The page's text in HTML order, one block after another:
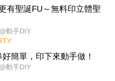
有聖誕FU～無料印立體聖
動手DIY
簡單，印下來動手做！
動手DIY